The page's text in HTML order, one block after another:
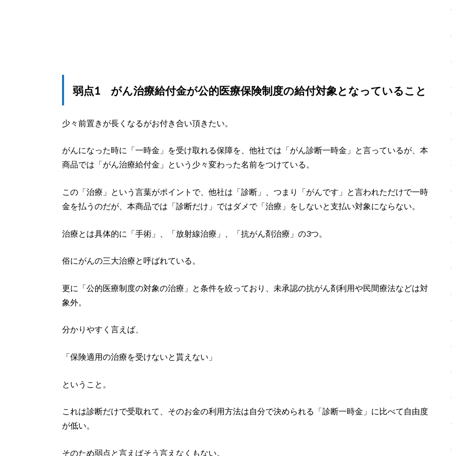
弱点1 がん治療給付金が公的医療保険制度の給付対象となっていること
少々前置きが長くなるがお付き合い頂きたい。
がんになった時に「一時金」を受け取れる保障を、他社では「がん診断一時金」と言っているが、本
商品では「がん治療給付金」という少々変わった名前をつけている。
この「治療」という言葉がポイントで、他社は「診断」、つまり「がんです」と言われただけで一時
金を払うのだが、本商品では「診断だけ」ではダメで「治療」をしないと支払い対象にならない。
治療とは具体的に「手術」、「放射線治療」、「抗がん剤治療」の3つ。
俗にがんの三大治療と呼ばれている。
更に「公的医療制度の対象の治療」と条件を絞っており、未承認の抗がん剤利用や民間療法などは対
象外。
分かりやすく言えば、
「保険適用の治療を受けないと貰えない」
ということ。
これは診断だけで受取れて、そのお金の利用方法は自分で決められる「診断一時金」に比べて自由度
が低い。
そのため弱点と言えばそう言えなくもない。